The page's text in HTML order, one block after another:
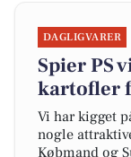
DAGLIGVARER
Spier PS
kartofler
Vi har kigget
nogle
Købmand og